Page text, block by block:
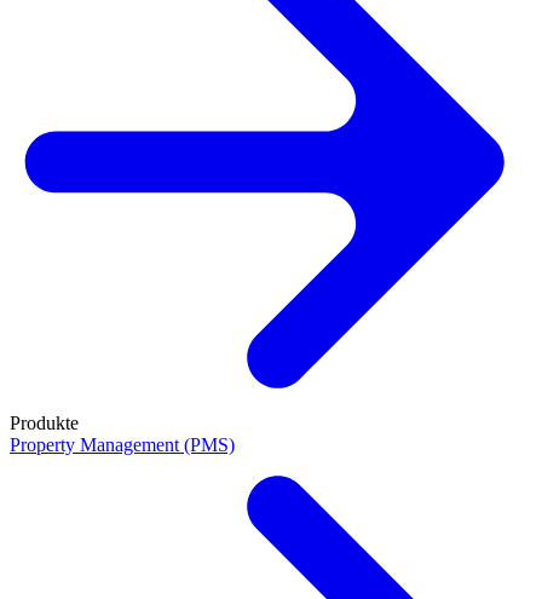
Produkte
Property Management (PMS)